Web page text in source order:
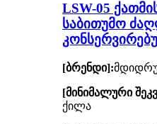
LSW-05
საბითუმო
[ბრენდი]:
[მინიმალური
ქილა